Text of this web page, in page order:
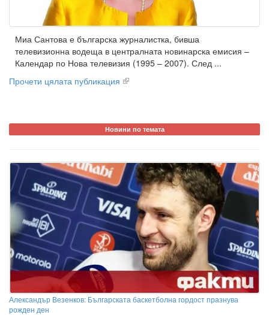
Миа Сантова е българска журналистка, бивша
телевизионна водеща в централната новинарска емисия –
Календар по Нова телевизия (1995 – 2007). След ...
Прочети цялата публикация
Новини по темата
Александър Везенков: Българската баскетболна гордост празнува
рожден ден